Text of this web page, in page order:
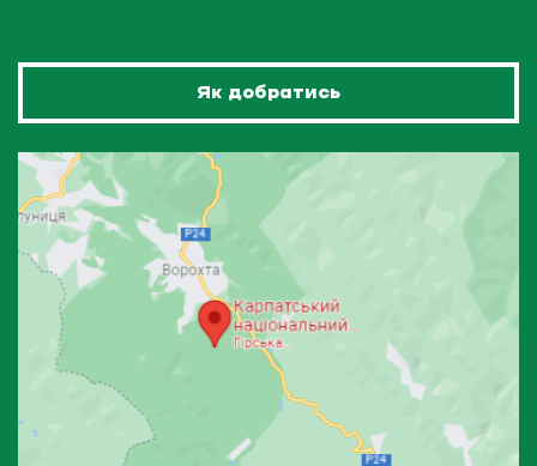
Як добратись